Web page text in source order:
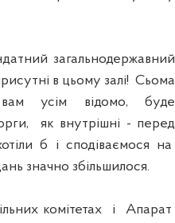
загальнодержавний
в цьому залі! Сьома
вам усім відомо, буде
як внутрішні - перед
б і сподіваємося на
значно збільшилося.
комітетах і Апарат